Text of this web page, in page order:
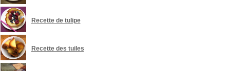
Recette de tulipe
Recette des tuiles